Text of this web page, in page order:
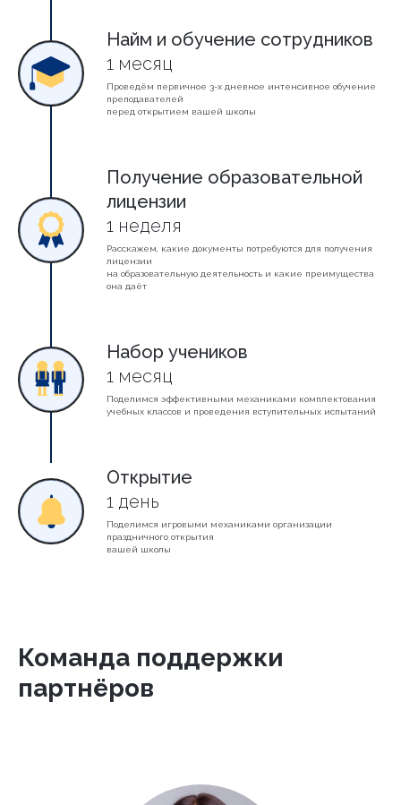
Найм и обучение сотрудников
1 месяц
Проведём первичное 3-х дневное интенсивное обучение
преподавателей
перед открытием вашей школы
Получение образовательной
лицензии
1 неделя
Расскажем, какие документы потребуются для получения
лицензии
на образовательную деятельность и какие преимущества
она даёт
Набор учеников
1 месяц
Поделимся эффективными механиками комплектования
учебных классов и проведения вступительных испытаний
Открытие
1 день
Поделимся игровыми механиками организации
праздничного открытия
вашей школы
Команда поддержки
партнёров